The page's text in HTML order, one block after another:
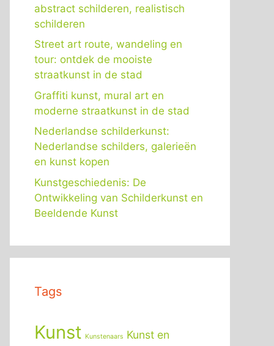
abstract schilderen, realistisch
schilderen
Street art route, wandeling en
tour: ontdek de mooiste
straatkunst in de stad
Graffiti kunst, mural art en
moderne straatkunst in de stad
Nederlandse schilderkunst:
Nederlandse schilders, galerieën
en kunst kopen
Kunstgeschiedenis: De
Ontwikkeling van Schilderkunst en
Beeldende Kunst
Tags
Kunst Kunstenaars Kunst en